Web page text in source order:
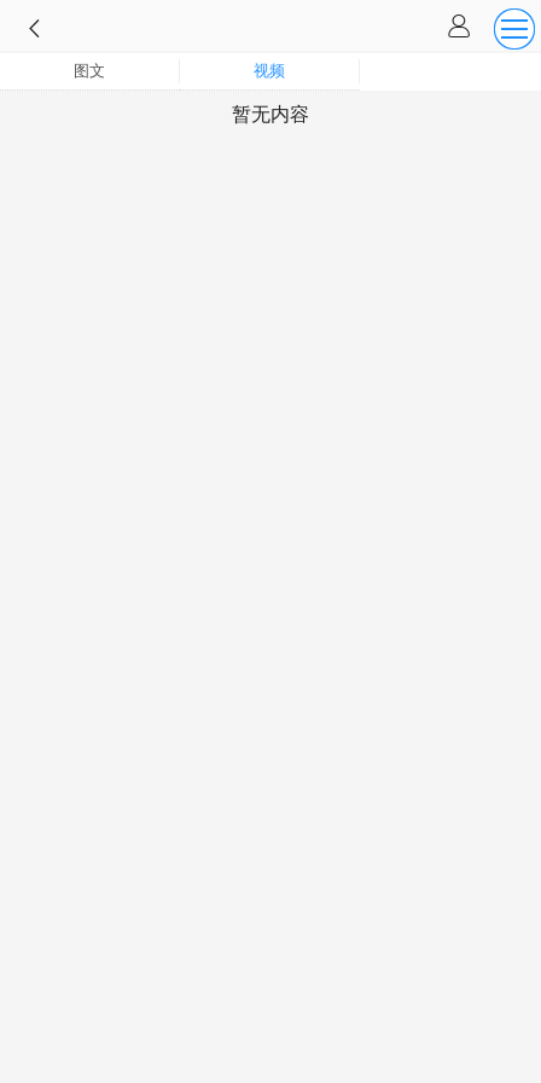
图文 视频
暂无内容